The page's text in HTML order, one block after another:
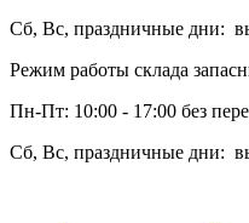
Сб, Вс, праздничные дни:
Режим работы склада
Пн-Пт: 10:00 - 17:00 без
Сб, Вс, праздничные дни: